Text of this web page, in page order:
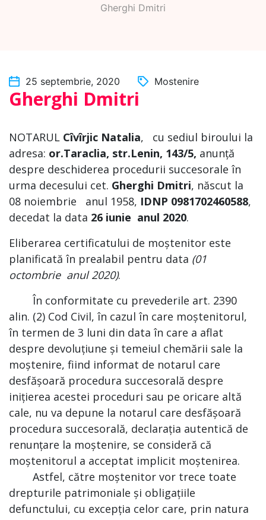
Gherghi Dmitri
25 septembrie, 2020 Mostenire
Gherghi Dmitri
NOTARUL Cîvîrjic Natalia,
cu sediul biroului la
adresa: or.Taraclia, str.Lenin, 143/5, anunță
despre deschiderea procedurii succesorale în
urma decesului cet. Gherghi Dmitri, născut la
08 noiembrie anul 1958, IDNP 0981702460588,
decedat la data 26 iunie anul 2020.
Eliberarea certificatului de moștenitor este
planificată în prealabil pentru data (01
octombrie anul 2020).
În conformitate cu prevederile art. 2390
alin. (2) Cod Civil, în cazul în care moștenitorul,
în termen de 3 luni din data în care a aflat
despre devoluțiune și temeiul chemării sale la
moștenire, fiind informat de notarul care
desfășoară procedura succesorală despre
inițierea acestei proceduri sau pe oricare altă
cale, nu va depune la notarul care desfășoară
procedura succesorală, declarația autentică de
renunțare la moștenire, se consideră că
moștenitorul a acceptat implicit moștenirea.
Astfel, către moștenitor vor trece toate
drepturile patrimoniale și obligațiile
defunctului, cu excepția celor care, prin natura